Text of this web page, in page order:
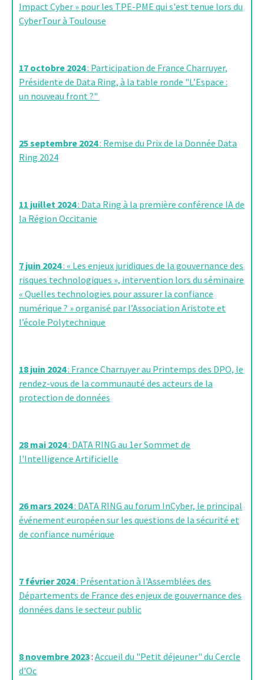
Impact Cyber » pour les TPE-PME qui s'est tenue lors du
CyberTour à Toulouse
17 octobre 2024: Participation de France Charruyer,
Présidente de Data Ring, à la table ronde "L’Espace :
un nouveau front ?"
25 septembre 2024: Remise du Prix de la Donnée Data
Ring 2024
11 juillet 2024: Data Ring à la première conférence IA de
la Région Occitanie
7 juin 2024: « Les enjeux juridiques de la gouvernance des
risques technologiques », intervention lors du séminaire
« Quelles technologies pour assurer la confiance
numérique ? » organisé par l’Association Aristote et
l’école Polytechnique
18 juin 2024: France Charruyer au Printemps des DPO, le
rendez-vous de la communauté des acteurs de la
protection de données
28 mai 2024: DATA RING au 1er Sommet de
l'Intelligence Artificielle
26 mars 2024: DATA RING au forum InCyber, le principal
événement européen sur les questions de la sécurité et
de confiance numérique
7 février 2024: Présentation à l'Assemblées des
Départements de France des enjeux de gouvernance des
données dans le secteur public
8 novembre 2023: Accueil du "Petit déjeuner" du Cercle
d'Oc